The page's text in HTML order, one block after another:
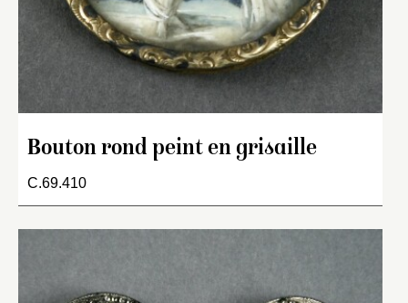
Bouton rond peint en grisaille
C.69.410